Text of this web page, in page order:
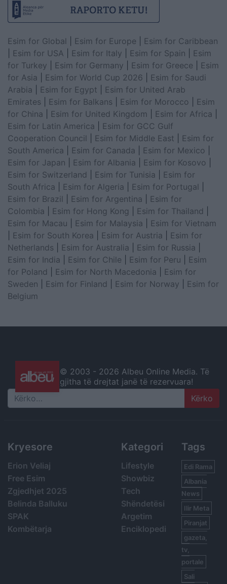
Esim for Global Esim for Europe
Esim for Caribbean
Esim for USA Esim for Italy Esim for Spain
Esim
for Turkey
Esim for Germany Esim for Greece
Esim
for Asia
Esim for World Cup 2026
Esim for Saudi
Arabia
Esim for Egypt
Esim for United Arab
Emirates
Esim for Balkans Esim for Morocco
Esim
for China
Esim for United Kingdom Esim for Africa
Esim for Latin America
Esim for GCC Gulf
Cooperation Council
Esim for Middle East
Esim for
South America
Esim for Canada Esim for Mexico
Esim for Japan
Esim for Albania Esim for Kosovo
Esim for Switzerland
Esim for Tunisia
Esim for
South Africa
Esim for Algeria Esim for Portugal
Esim for Brazil
Esim for Argentina
Esim for
Colombia
Esim for Hong Kong Esim for Thailand
Esim for Macau
Esim for Malaysia
Esim for Vietnam
Esim for South Korea Esim for Austria
Esim for
Netherlands
Esim for Australia Esim for Russia
Esim for India
Esim for Chile Esim for Peru
Esim
for Poland
Esim for North Macedonia
Esim for
Sweden
Esim for Finland Esim for Norway
Esim for
Belgium
© 2003 - 2026 Albeu Online Media. Të
gjitha të drejtat janë të rezervuara!
Search
Kryesore
Erion Veliaj
Free Esim
Zgjedhjet 2025
Belinda Balluku
SPAK
Kombëtarja
Kategori
Lifestyle
Showbiz
Tech
Shëndetësi
Argetim
Enciklopedi
Tags
Edi Rama
Albania
News
Ilir Meta
Piranjat
gazeta,
tv,
portale
Sali